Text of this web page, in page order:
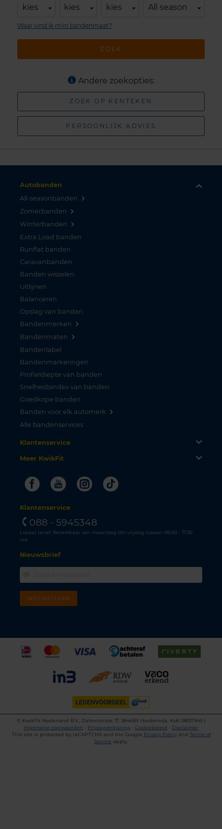
kies kies kies All season
ZOEK
Waar vind ik mijn bandenmaat?
Andere zoekopties:
ZOEK OP KENTEKEN
PERSOONLIJK ADVIES
Autobanden
All-seasonbanden
Zomerbanden
Winterbanden
Extra Load banden
Runflat banden
Caravanbanden
Banden wisselen
Uitlijnen
Balanceren
Opslag van banden
Bandenmerken
Bandenmaten
Bandenlabel
Bandenmarkeringen
Profieldiepte van banden
Snelheidsindex van banden
Goedkope banden
Banden voor elk automerk
Alle bandenservices
Klantenservice
Meer KwikFit
FacebookYoutubeInstagram
Tiktok
Klantenservice
088 - 5945348
Lokaal tarief. Bereikbaar van maandag t/m vrijdag tussen 08.00 - 17.30
uur.
Nieuwsbrief
INSCHRIJVEN
©
KwikFit Nederland B.V., Daltonstraat 17, 3846BX Harderwijk, KvK 08017845 |
Algemene voorwaarden • Privacyverklaring • Cookiebeleid • Disclaimer
This site is protected by reCAPTCHA and the Google Privacy Policyand Terms of
Service apply.